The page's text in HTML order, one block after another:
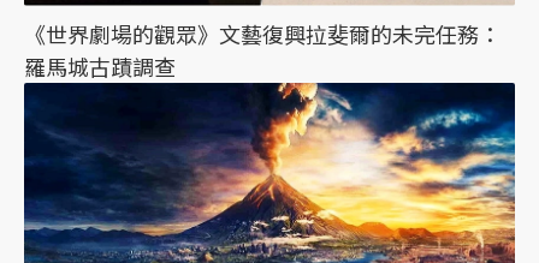
《世界劇場的觀眾》文藝復興拉斐爾的未完任務：
羅馬城古蹟調查